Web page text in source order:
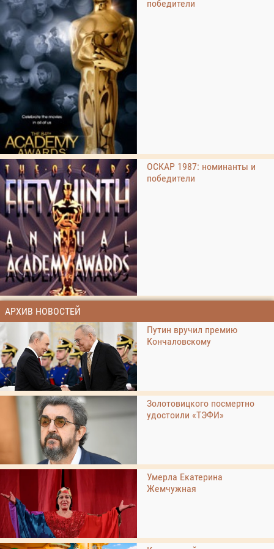
победители
ОСКАР 1987: номинанты и
победители
АРХИВ НОВОСТЕЙ
Путин вручил премию
Кончаловскому
Золотовицкого посмертно
удостоили «ТЭФИ»
Умерла Екатерина
Жемчужная